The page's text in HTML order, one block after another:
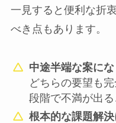
一見すると便利な折
べき点もあります。
中途半端な案に
どちらの要望も
段階で不満が出る
根本的な課題解